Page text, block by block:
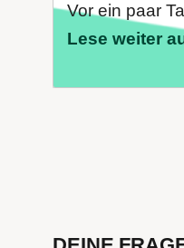
Vor ein paar
Lese weiter